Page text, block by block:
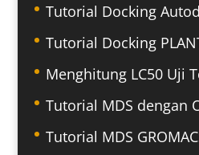
Tutorial Docking
Tutorial Docking
Menghitung LC50 Uji
Tutorial MDS dengan
Tutorial MDS